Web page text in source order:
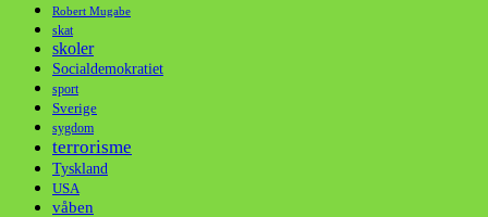
Robert Mugabe
skat
skoler
Socialdemokratiet
sport
Sverige
sygdom
terrorisme
Tyskland
USA
våben